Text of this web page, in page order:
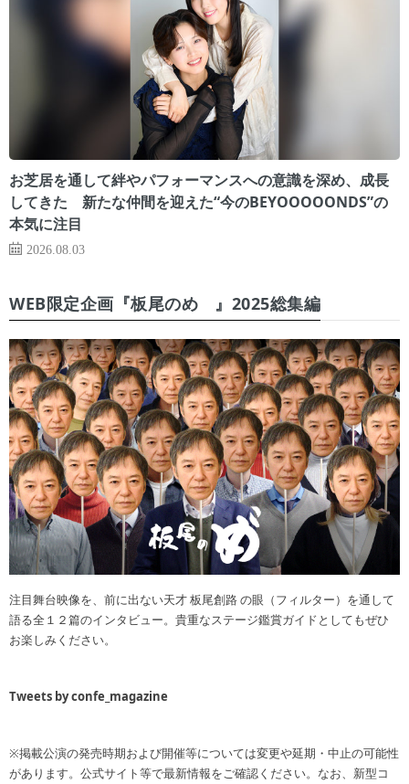
お芝居を通して絆やパフォーマンスへの意識を深め、成長
してきた 新たな仲間を迎えた“今のBEYOOOOONDS”の
本気に注目
2026.08.03
WEB限定企画『板尾のめ゙』2025総集編
注目舞台映像を、前に出ない天才 板尾創路 の眼（フィルター）を通して
語る全１２篇のインタビュー。貴重なステージ鑑賞ガイドとしてもぜひ
お楽しみください。
Tweets by confe_magazine
※掲載公演の発売時期および開催等については変更や延期・中止の可能性
があります。公式サイト等で最新情報をご確認ください。なお、新型コ